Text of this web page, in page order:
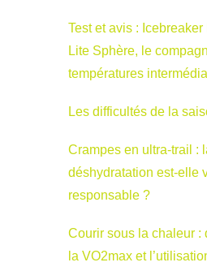
Test et avis :
Lite Sphère, le
températures
Les difficultés de la
Crampes en ultra-trail :
déshydratation est-elle
responsable ?
Courir sous la chaleur :
la VO2max et